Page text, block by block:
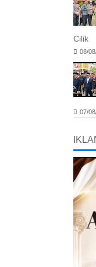
Cilik
08/
07/